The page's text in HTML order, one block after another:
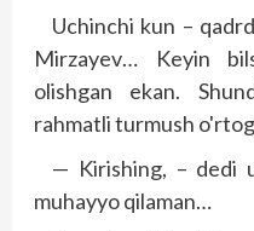
Uchinchi kun –
Mirzayev… Keyin
olishgan ekan.
rahmatli turmush
— Kirishing, – dedi
muhayyo qilaman…